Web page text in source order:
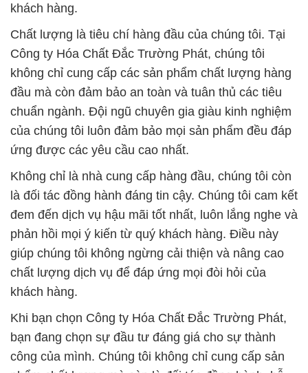
đầu mà còn đảm bảo an toàn và tuân thủ các tiêu
chuẩn ngành. Đội ngũ chuyên gia giàu kinh nghiệm
của chúng tôi luôn đảm bảo mọi sản phẩm đều đáp
ứng được các yêu cầu cao nhất.
Không chỉ là nhà cung cấp hàng đầu, chúng tôi còn
là đối tác đồng hành đáng tin cậy. Chúng tôi cam kết
đem đến dịch vụ hậu mãi tốt nhất, luôn lắng nghe và
phản hồi mọi ý kiến từ quý khách hàng. Điều này
giúp chúng tôi không ngừng cải thiện và nâng cao
chất lượng dịch vụ để đáp ứng mọi đòi hỏi của
khách hàng.
Khi bạn chọn Công ty Hóa Chất Đắc Trường Phát,
bạn đang chọn sự đầu tư đáng giá cho sự thành
công của mình. Chúng tôi không chỉ cung cấp sản
phẩm chất lượng mà còn là đối tác đồng hành, hỗ
trợ bạn trong mọi khía cạnh. Chúng tôi tin rằng sự
thành công của bạn cũng là thành công của chúng
tôi, và chúng tôi sẵn sàng đồng hành cùng bạn trên
con đường phát triển.